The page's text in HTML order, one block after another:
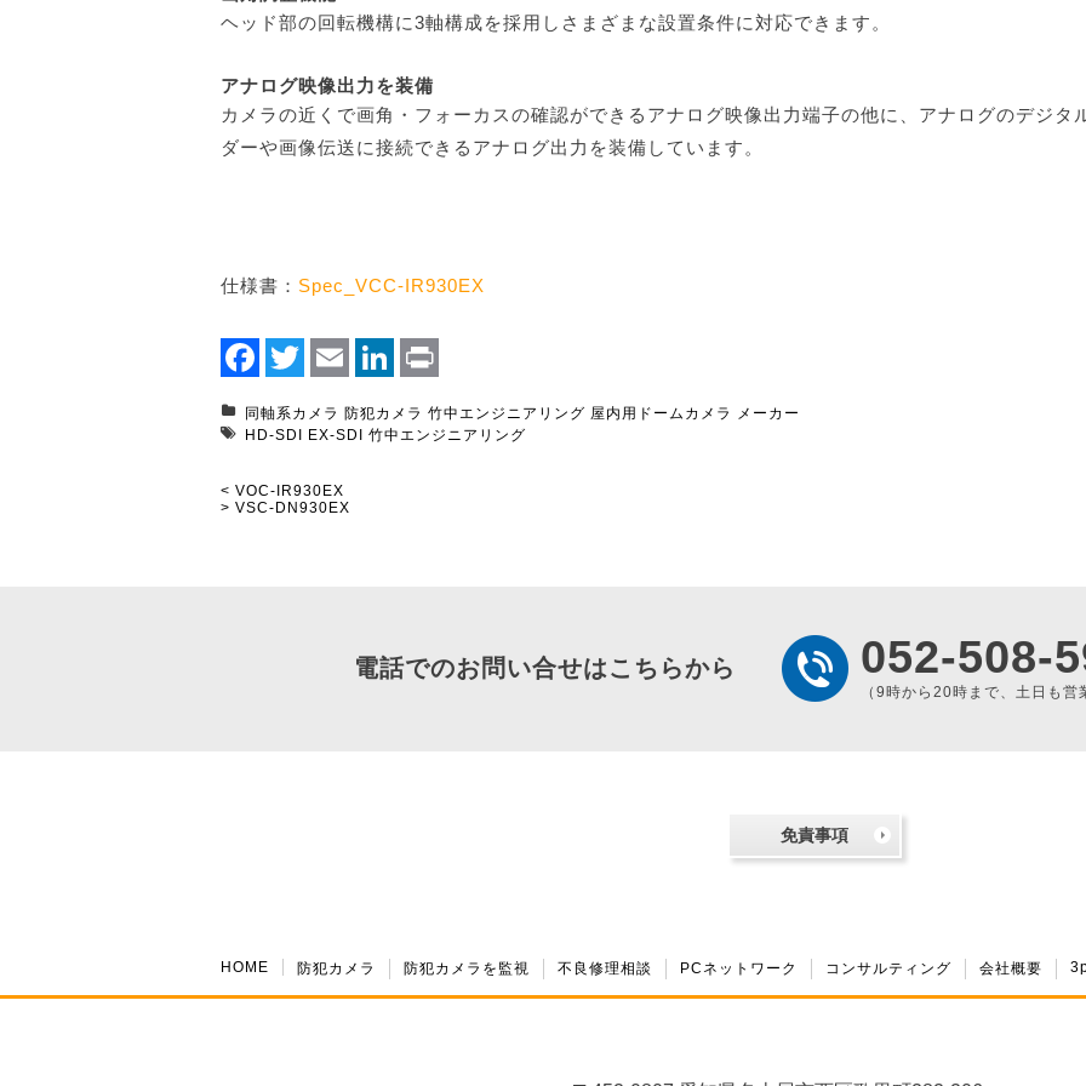
ヘッド部の回転機構に3軸構成を採用しさまざまな設置条件に対応できます。
アナログ映像出力を装備
カメラの近くで画角・フォーカスの確認ができるアナログ映像出力端子の他に、アナログのデジタ
ダーや画像伝送に接続できるアナログ出力を装備しています。
仕様書： Spec_VCC-IR930EX
同軸系カメラ 防犯カメラ 竹中エンジニアリング 屋内用ドームカメラ
メーカー
HD-SDI
EX-SDI 竹中エンジニアリング
< VOC-IR930EX
> VSC-DN930EX
電話でのお問い合せはこちらから 052-508-
（9時から20時まで、土日も営
免責事項
HOME 防犯カメラ 防犯カメラを監視 不良修理相談 PCネットワーク コンサルティング 会社概要